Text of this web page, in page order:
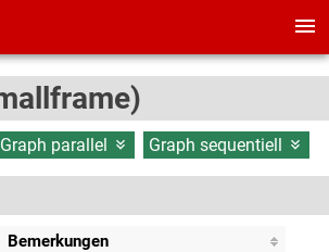
Graph parallel Graph sequentiell
Bemerkungen